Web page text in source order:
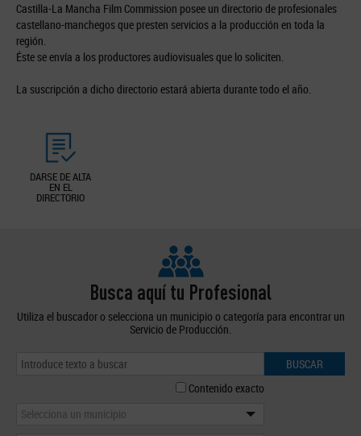
Castilla-La Mancha Film Commission posee un directorio de profesionales
castellano-manchegos que presten servicios a la producción en toda la
región.
Éste se envía a los productores audiovisuales que lo soliciten.
La suscripción a dicho directorio estará abierta durante todo el año.
DARSE DE ALTA
EN EL
DIRECTORIO
Busca aquí tu Profesional
Utiliza el buscador o selecciona un municipio o categoría para encontrar un
Servicio de Producción.
BUSCAR
Contenido exacto
Selecciona un municipio